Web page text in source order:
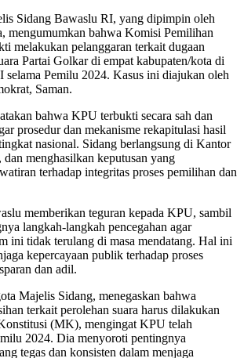
Sidang Bawaslu RI, yang dipimpin oleh
mengumumkan bahwa Komisi Pemilihan
melakukan pelanggaran terkait dugaan
Partai Golkar di empat kabupaten/kota di
Pemilu 2024. Kasus ini diajukan oleh
Saman.
bahwa KPU terbukti secara sah dan
prosedur dan mekanisme rekapitulasi hasil
nasional. Sidang berlangsung di Kantor
menghasilkan keputusan yang
terhadap integritas proses pemilihan dan
memberikan teguran kepada KPU, sambil
langkah-langkah pencegahan agar
ini tidak terulang di masa mendatang. Hal ini
kepercayaan publik terhadap proses
dan adil.
Majelis Sidang, menegaskan bahwa
terkait perolehan suara harus dilakukan
(MK), mengingat KPU telah
2024. Dia menyoroti pentingnya
tegas dan konsisten dalam menjaga